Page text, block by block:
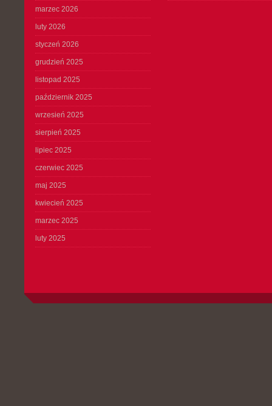
marzec 2026
luty 2026
styczeń 2026
grudzień 2025
listopad 2025
październik 2025
wrzesień 2025
sierpień 2025
lipiec 2025
czerwiec 2025
maj 2025
kwiecień 2025
marzec 2025
luty 2025